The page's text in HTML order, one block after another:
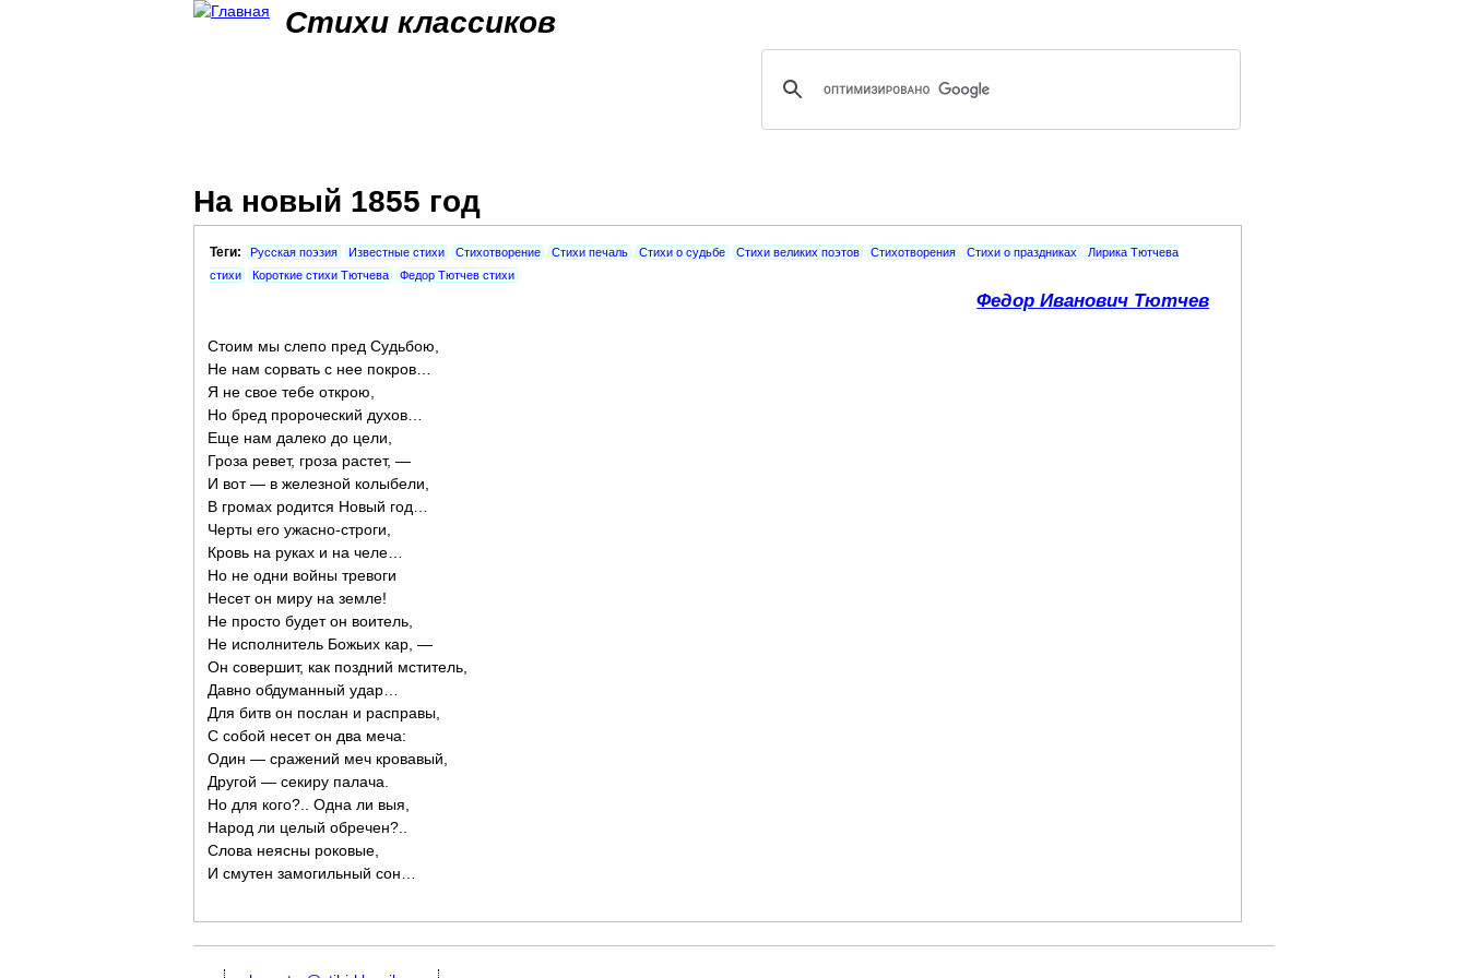
Стихи классиков
На новый 1855 год
Теги: Русская поэзия Известные стихи Стихотворение Стихи печаль Стихи о судьбе Стихи великих поэтов Стихотворения Стихи о праздниках
Лирика Тютчева
стихи
Короткие стихи Тютчева Федор Тютчев стихи
Федор Иванович Тютчев
Стоим мы слепо пред Судьбою,
Не нам сорвать с нее покров…
Я не свое тебе открою,
Но бред пророческий духов…
Еще нам далеко до цели,
Гроза ревет, гроза растет, —
И вот — в железной колыбели,
В громах родится Новый год…
Черты его ужасно-строги,
Кровь на руках и на челе…
Но не одни войны тревоги
Несет он миру на земле!
Не просто будет он воитель,
Не исполнитель Божьих кар, —
Он совершит, как поздний мститель,
Давно обдуманный удар…
Для битв он послан и расправы,
С собой несет он два меча:
Один — сражений меч кровавый,
Другой — секиру палача.
Но для кого?.. Одна ли выя,
Народ ли целый обречен?..
Слова неясны роковые,
И смутен замогильный сон…